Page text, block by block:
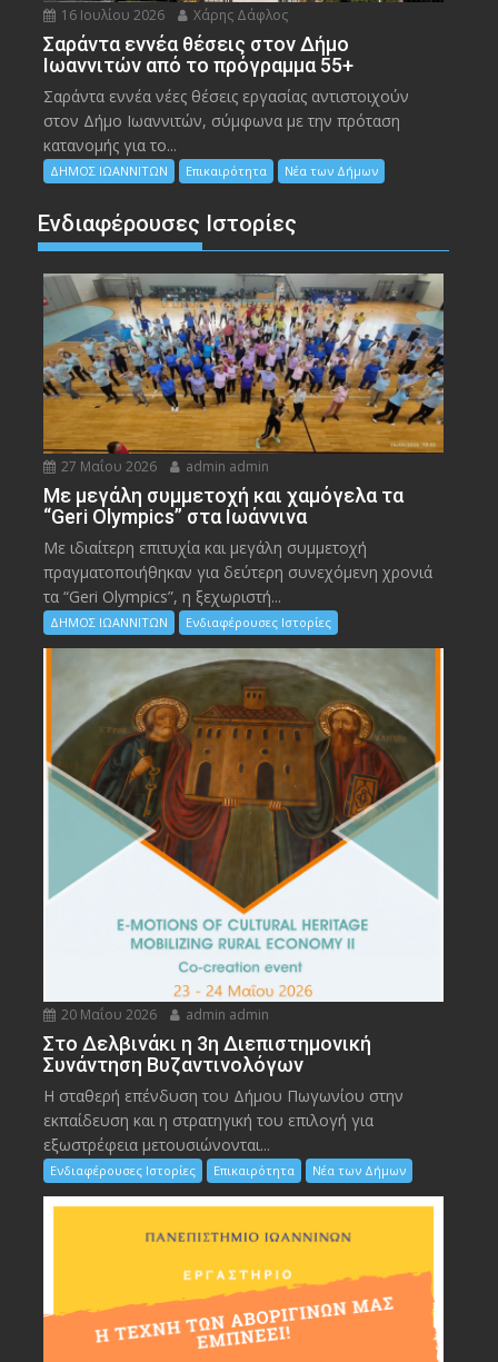
16 Ιουλίου 2026 Χάρης Δάφλος
Σαράντα εννέα θέσεις στον Δήμο
Ιωαννιτών από το πρόγραμμα 55+
Σαράντα εννέα νέες θέσεις εργασίας αντιστοιχούν
στον Δήμο Ιωαννιτών, σύμφωνα με την πρόταση
κατανομής για το...
ΔΗΜΟΣ ΙΩΑΝΝΙΤΩΝ Επικαιρότητα Νέα των Δήμων
Ενδιαφέρουσες Ιστορίες
27 Μαΐου 2026 admin admin
Με μεγάλη συμμετοχή και χαμόγελα τα
“Geri Olympics” στα Ιωάννινα
Με ιδιαίτερη επιτυχία και μεγάλη συμμετοχή
πραγματοποιήθηκαν για δεύτερη συνεχόμενη χρονιά
τα “Geri Olympics”, η ξεχωριστή...
ΔΗΜΟΣ ΙΩΑΝΝΙΤΩΝ Ενδιαφέρουσες Ιστορίες
20 Μαΐου 2026 admin admin
Στο Δελβινάκι η 3η Διεπιστημονική
Συνάντηση Βυζαντινολόγων
Η σταθερή επένδυση του Δήμου Πωγωνίου στην
εκπαίδευση και η στρατηγική του επιλογή για
εξωστρέφεια μετουσιώνονται...
Ενδιαφέρουσες Ιστορίες Επικαιρότητα Νέα των Δήμων